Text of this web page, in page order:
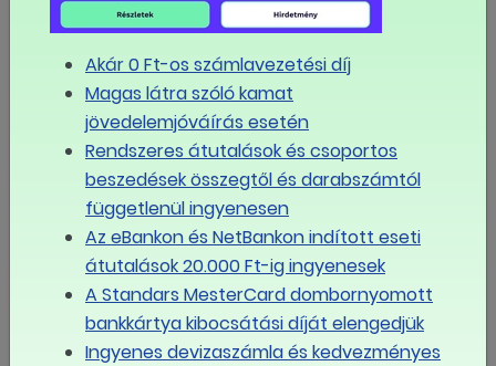
2020.06.26
Megállapodás Budapest
gazdaságának újraindításáért
Akár 0 Ft-os számlavezetési díj
Magas látra szóló kamat
jövedelemjóváírás esetén
Rendszeres átutalások és csoportos
beszedések összegtől és darabszámtól
függetlenül ingyenesen
Az eBankon és NetBankon indított eseti
átutalások 20.000 Ft-ig ingyenesek
A Standars MesterCard dombornyomott
bankkártya kibocsátási díját elengedjük
Ingyenes devizaszámla és kedvezményes